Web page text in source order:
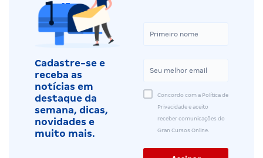
Cadastre-se e
receba as
notícias em
destaque da
semana, dicas,
novidades e
muito mais.
Concordo com a Política de
Privacidade e aceito
receber comunicações do
Gran Cursos Online.